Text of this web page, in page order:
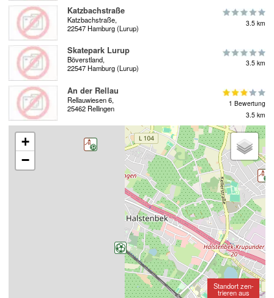
Katzbachstraße
Katzbachstraße,
22547 Hamburg (Lurup)
3.5 km
Skatepark Lurup
Böverstland,
22547 Hamburg (Lurup)
3.5 km
An der Rellau
Rellauwiesen 6,
25462 Rellingen
1 Bewertung
3.5 km
+
−
Standort zen-
trieren aus